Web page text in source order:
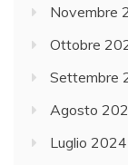
Novembre
Ottobre
Settembre
Agosto
Luglio 2024